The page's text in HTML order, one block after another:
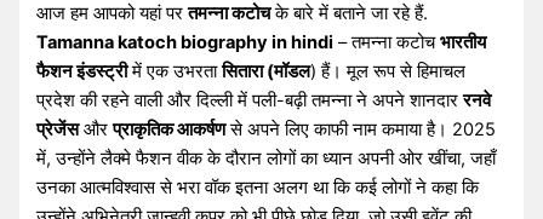
आज हम आपको यहां परतमन्ना कटोचके बारे में बताने जा रहे हैं.
Tamanna katoch biography in hindi – तमन्ना कटोचभारतीय
फैशन इंडस्ट्रीमें एक उभरतासितारा (मॉडल) हैं। मूल रूप से हिमाचल
प्रदेश की रहने वाली और दिल्ली में पली-बढ़ी तमन्ना ने अपने शानदाररनवे
प्रेजेंसऔरप्राकृतिक आकर्षणसे अपने लिए काफी नाम कमाया है। 2025
में, उन्होंने लैक्मे फैशन वीक के दौरान लोगों का ध्यान अपनी ओर खींचा, जहाँ
उनका आत्मविश्वास से भरा वॉक इतना अलग था कि कई लोगों ने कहा कि